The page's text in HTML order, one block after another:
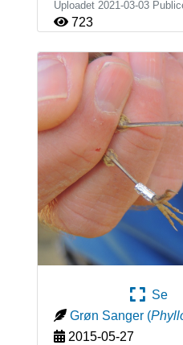
Uploadet 2021-03-03
723
Se
Grøn Sanger (
2015-05-27